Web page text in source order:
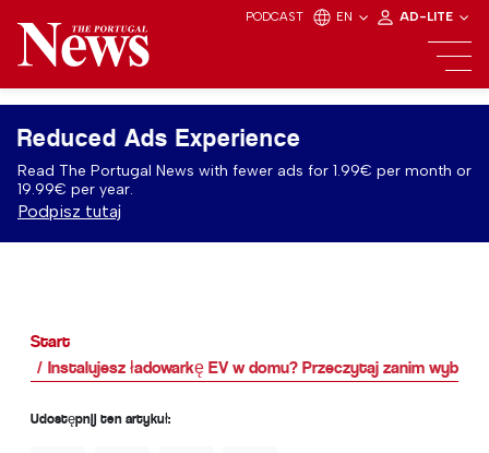
PODCAST EN AD-LITE
Reduced Ads Experience
Read The Portugal News with fewer ads for 1.99€ per month or
19.99€ per year.
Podpisz tutaj
Start
Instalujesz ładowarkę EV w domu? Przeczytaj zanim
Udostępnij ten artykuł: